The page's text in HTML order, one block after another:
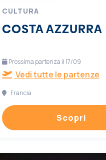
CULTURA
COSTA AZZURRA
Prossima partenza il 17/09
Vedi tutte le partenze
Francia
Scopri